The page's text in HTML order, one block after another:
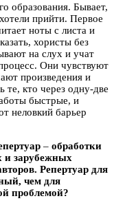
образования. Бывает,
прийти. Первое
ноты с листа и
хористы без
на слух и учат
Они чувствуют
произведения и
те, кто через одну-две
быстрые, и
неловкий барьер
– обработки
и зарубежных
Репертуар для
чем для
проблемой?